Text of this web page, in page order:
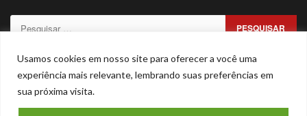
Usamos cookies em nosso site para oferecer a você uma
experiência mais relevante, lembrando suas preferências em
sua próxima visita.
Pesquisar
Sitemap Política de Privacidade Contato
Stories
Facebook
Youtube